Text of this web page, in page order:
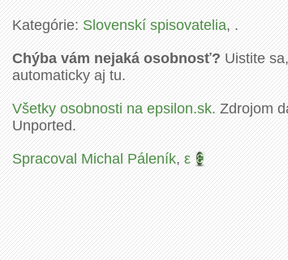
Kategórie:Slovenskí spisovatelia, .
Chýba vám nejaká osobnosť?Uistite
automaticky aj tu.
Všetky osobnosti na epsilon.sk.Zdrojom
Unported.
Spracoval Michal Páleník,ε